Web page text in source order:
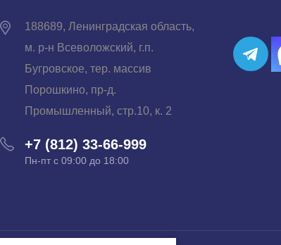
188689, Ленинградская область,
м. р-н Всеволожский, г.п.
Бугровское, тер. массив
Порошкино, пр-д.
Промышленный, стр.10, к. 2
+7 (812) 33-66-999
Пн-пт с 09:00 до 18:00